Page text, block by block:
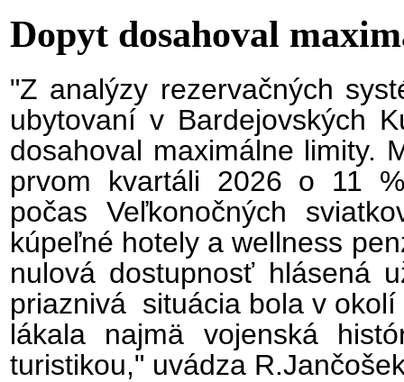
Dopyt dosahoval
"Z analýzy rezervačných
ubytovaní v Bardejovských
dosahoval maximálne limity.
prvom kvartáli 2026 o 11
počas Veľkonočných
kúpeľné hotely a wellness
nulová dostupnosť hlásená
priaznivá situácia bola v
lákala najmä vojenská
turistikou," uvádza